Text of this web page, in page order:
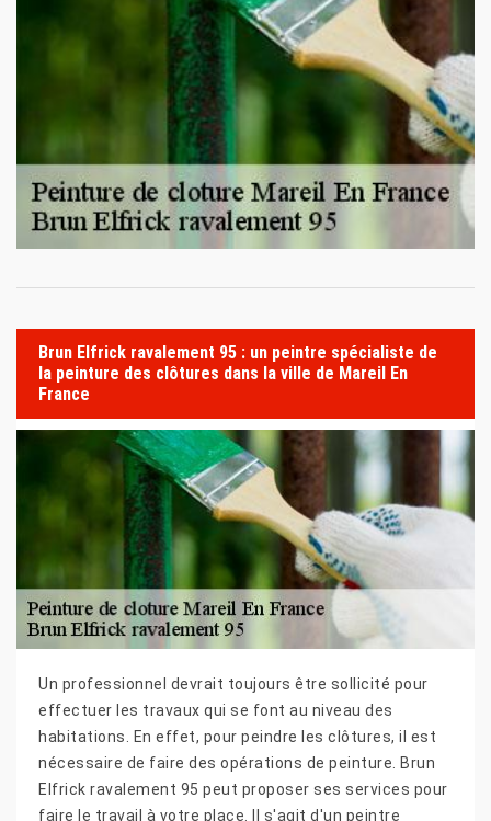
Brun Elfrick ravalement 95 : un peintre spécialiste de
la peinture des clôtures dans la ville de Mareil En
France
Un professionnel devrait toujours être sollicité pour
effectuer les travaux qui se font au niveau des
habitations. En effet, pour peindre les clôtures, il est
nécessaire de faire des opérations de peinture. Brun
Elfrick ravalement 95 peut proposer ses services pour
faire le travail à votre place. Il s'agit d'un peintre